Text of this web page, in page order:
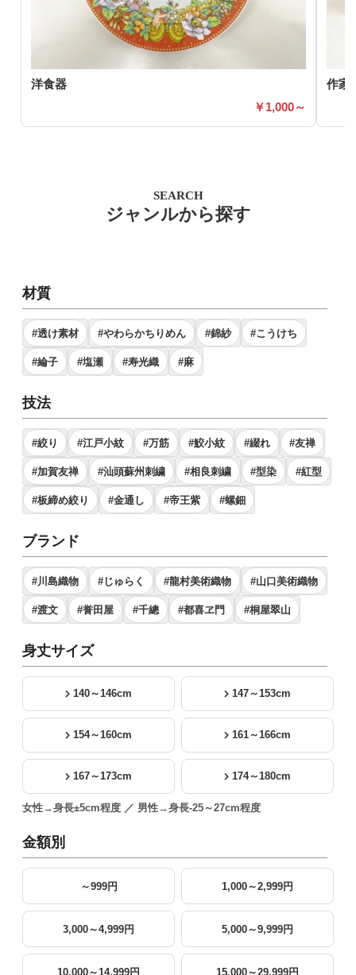
洋食器
1,000～
作家
SEARCH
ジャンルから探す
材質
#透け素材 #やわらかちりめん #錦紗 #こうけち
#綸子 #塩瀬 #寿光織 #麻
技法
#絞り #江戸小紋 #万筋 #鮫小紋 #綴れ #友禅
#加賀友禅 #汕頭蘇州刺繍 #相良刺繍 #型染 #紅型
#板締め絞り #金通し #帝王紫 #螺鈿
ブランド
#川島織物 #じゅらく #龍村美術織物 #山口美術織物
#渡文 #誉田屋 #千總 #都喜ヱ門 #桐屋翠山
身丈サイズ
140～146cm 147～153cm
154～160cm 161～166cm
167～173cm 174～180cm
女性→身長±5cm程度 ／ 男性→身長-25～27cm程度
金額別
～999円 1,000～2,999円
3,000～4,999円 5,000～9,999円
10,000～14,999円 15,000～29,999円